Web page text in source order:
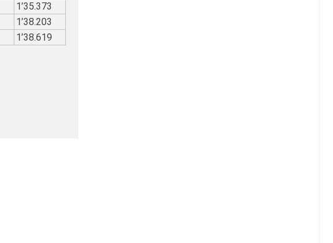
1’35.373
1’38.203
1’38.619